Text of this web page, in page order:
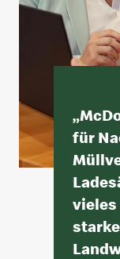
„
für
vieles